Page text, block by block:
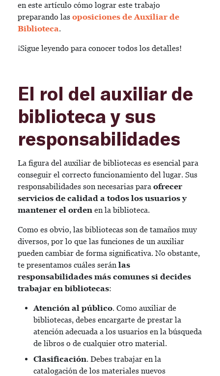
en este artículo cómo lograr este trabajo
preparando las oposiciones de Auxiliar de
Biblioteca.
¡Sigue leyendo para conocer todos los detalles!
El rol del auxiliar de
biblioteca y sus
responsabilidades
La figura del auxiliar de bibliotecas es esencial para
conseguir el correcto funcionamiento del lugar. Sus
responsabilidades son necesarias para ofrecer
servicios de calidad a todos los usuarios y
mantener el orden en la biblioteca.
Como es obvio, las bibliotecas son de tamaños muy
diversos, por lo que las funciones de un auxiliar
pueden cambiar de forma significativa. No obstante,
te presentamos cuáles serán las
responsabilidades más comunes si decides
trabajar en bibliotecas:
Atención al público. Como auxiliar de
bibliotecas, debes encargarte de prestar la
atención adecuada a los usuarios en la búsqueda
de libros o de cualquier otro material.
Clasificación. Debes trabajar en la
catalogación de los materiales nuevos